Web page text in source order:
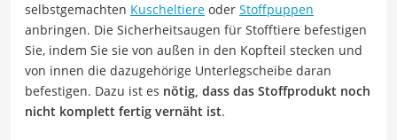
selbstgemachten Kuscheltiere oder Stoffpuppen
anbringen. Die Sicherheitsaugen für Stofftiere befestigen
Sie, indem Sie sie von außen in den Kopfteil stecken und
von innen die dazugehörige Unterlegscheibe daran
befestigen. Dazu ist es nötig, dass das Stoffprodukt noch
nicht komplett fertig vernäht ist.